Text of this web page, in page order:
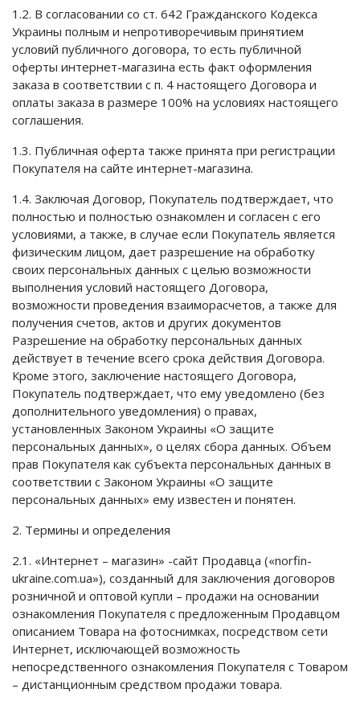
1.2. В согласовании со ст. 642 Гражданского Кодекса
Украины полным и непротиворечивым принятием
условий публичного договора, то есть публичной
оферты интернет-магазина есть факт оформления
заказа в соответствии с п. 4 настоящего Договора и
оплаты заказа в размере 100% на условиях настоящего
соглашения.
1.3. Публичная оферта также принята при регистрации
Покупателя на сайте интернет-магазина.
1.4. Заключая Договор, Покупатель подтверждает, что
полностью и полностью ознакомлен и согласен с его
условиями, а также, в случае если Покупатель является
физическим лицом, дает разрешение на обработку
своих персональных данных с целью возможности
выполнения условий настоящего Договора,
возможности проведения взаиморасчетов, а также для
получения счетов, актов и других документов
Разрешение на обработку персональных данных
действует в течение всего срока действия Договора.
Кроме этого, заключение настоящего Договора,
Покупатель подтверждает, что ему уведомлено (без
дополнительного уведомления) о правах,
установленных Законом Украины «О защите
персональных данных», о целях сбора данных. Объем
прав Покупателя как субъекта персональных данных в
соответствии с Законом Украины «О защите
персональных данных» ему известен и понятен.
2. Термины и определения
2.1. «Интернет – магазин» -сайт Продавца («norfin-
ukraine.com.ua»), созданный для заключения договоров
розничной и оптовой купли – продажи на основании
ознакомления Покупателя с предложенным Продавцом
описанием Товара на фотоснимках, посредством сети
Интернет, исключающей возможность
непосредственного ознакомления Покупателя с Товаром
– дистанционным средством продажи товара.